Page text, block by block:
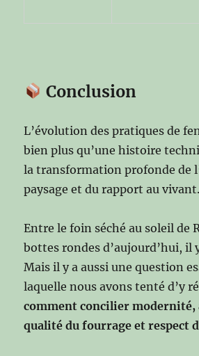
Conclusion
L’évolution des pratiques de
bien plus qu’une histoire
la transformation profonde de
paysage et du rapport au vivant.
Entre le foin séché au soleil de
bottes rondes d’aujourd’hui, il
Mais il y a aussi une question
laquelle nous avons tenté d’y
comment concilier modernité,
qualité du fourrage et respect